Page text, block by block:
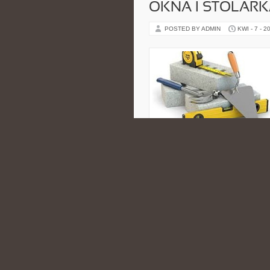
OKNA I
POSTED BY ADMIN KWI - 7 -